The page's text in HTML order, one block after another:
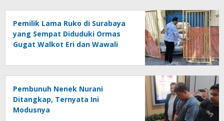
Pemilik Lama Ruko di Surabaya
yang Sempat Diduduki Ormas
Gugat Walkot Eri dan Wawali
Pembunuh Nenek Nurani
Ditangkap, Ternyata Ini
Modusnya